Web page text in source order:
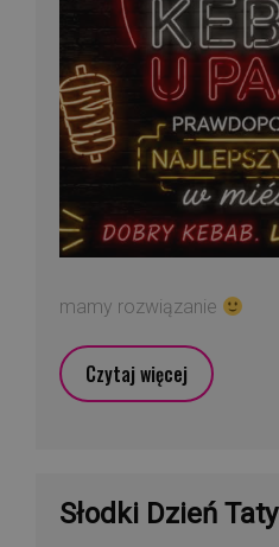
mamy rozwiązanie
Czytaj więcej
Słodki Dzień Taty